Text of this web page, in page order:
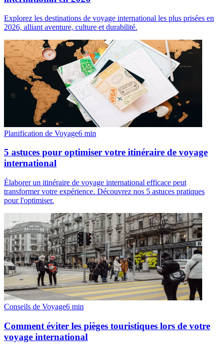
Explorez les destinations de voyage international les plus prisées en
2026, alliant aventure, culture et durabilité.
Planification de Voyage6 min
5 astuces pour optimiser votre itinéraire de voyage
international
Élaborer un itinéraire de voyage international efficace peut
transformer votre expérience. Découvrez nos 5 astuces pratiques
pour l'optimiser.
Conseils de Voyage6 min
Comment éviter les pièges touristiques lors de votre
voyage international